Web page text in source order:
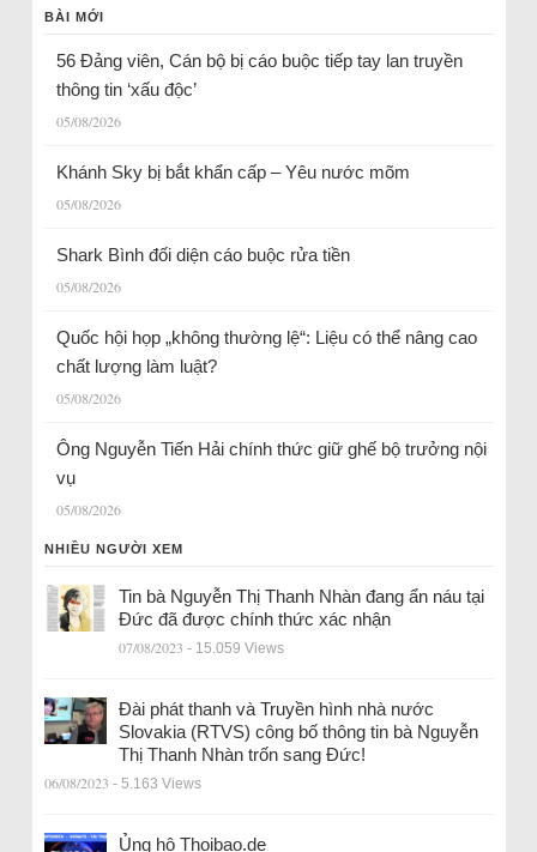
BÀI MỚI
56 Đảng viên, Cán bộ bị cáo buộc tiếp tay lan truyền
thông tin ‘xấu độc’
05/08/2026
Khánh Sky bị bắt khẩn cấp – Yêu nước mõm
05/08/2026
Shark Bình đối diện cáo buộc rửa tiền
05/08/2026
Quốc hội họp „không thường lệ“: Liệu có thể nâng cao
chất lượng làm luật?
05/08/2026
Ông Nguyễn Tiến Hải chính thức giữ ghế bộ trưởng nội
vụ
05/08/2026
NHIỀU NGƯỜI XEM
Tin bà Nguyễn Thị Thanh Nhàn đang ẩn náu tại
Đức đã được chính thức xác nhận
07/08/2023 - 15.059 Views
Đài phát thanh và Truyền hình nhà nước
Slovakia (RTVS) công bố thông tin bà Nguyễn
Thị Thanh Nhàn trốn sang Đức!
06/08/2023 - 5.163 Views
Ủng hộ Thoibao.de